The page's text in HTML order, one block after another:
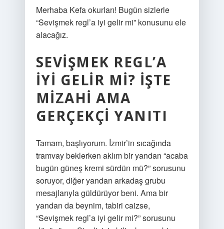
Merhaba Kefa okurları! Bugün sizlerle
“Sevişmek regl’a iyi gelir mi” konusunu ele
alacağız.
SEVIŞMEK REGL’A
İYI GELIR MI? İŞTE
MIZAHI AMA
GERÇEKÇI YANITI
Tamam, başlıyorum. İzmir’in sıcağında
tramvay beklerken aklım bir yandan “acaba
bugün güneş kremi sürdün mü?” sorusunu
soruyor, diğer yandan arkadaş grubu
mesajlarıyla güldürüyor beni. Ama bir
yandan da beynim, tabiri caizse,
“Sevişmek regl’a iyi gelir mi?” sorusunu